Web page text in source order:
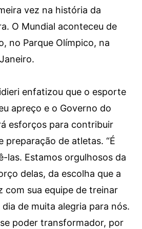
vez na história da
O Mundial aconteceu de
no Parque Olímpico, na
enfatizou que o esporte
apreço e o Governo do
esforços para contribuir
preparação de atletas. “É
las. Estamos orgulhosos da
delas, da escolha que a
com sua equipe de treinar
dia de muita alegria para nós.
poder transformador, por